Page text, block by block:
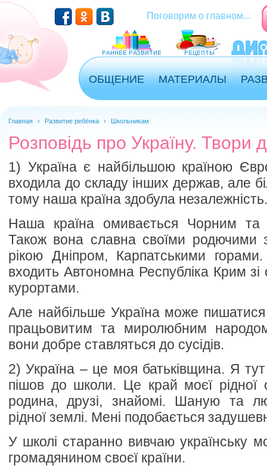
Перейти к основному содержанию
Поговорим о главном...
ОБЩЕНИЕ МАТЕРИАЛЫ
Главная › Развитие ребёнка › Школьникам
Розповідь про Україну. Твори
1) Україна є найбільшою країною
входила до складу інших держав, але
тому наша країна здобула незалежність.
Наша країна омивається Чорним та
Також вона славна своїми родючими
рікою Дніпром, Карпатськими
входить Автономна Республіка Крим
курортами.
Але найбільше Україна може
працьовитим та миролюбним народом.
вони добре ставляться до сусідів.
2) Україна – це моя батьківщина. Я
пішов до школи. Це край моєї рідної
родина, друзі, знайомі. Шаную та
рідної землі. Мені подобається
У школі старанно вивчаю українську
громадянином своєї країни.